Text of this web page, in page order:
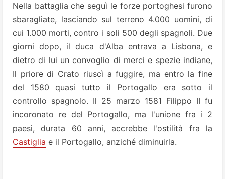
Nella battaglia che seguì le forze portoghesi furono
sbaragliate, lasciando sul terreno 4.000 uomini, di
cui 1.000 morti, contro i soli 500 degli spagnoli. Due
giorni dopo, il duca d'Alba entrava a Lisbona, e
dietro di lui un convoglio di merci e spezie indiane,
Il priore di Crato riuscì a fuggire, ma entro la fine
del 1580 quasi tutto il Portogallo era sotto il
controllo spagnolo. Il 25 marzo 1581 Filippo II fu
incoronato re del Portogallo, ma l'unione fra i 2
paesi, durata 60 anni, accrebbe l'ostilità fra la
Castiglia e il Portogallo, anziché diminuirla.